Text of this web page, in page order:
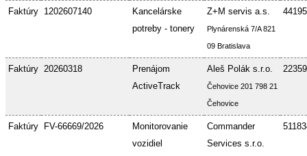
Faktúry 1202607140
Kancelárske
potreby - tonery
Z+M servis a.s.
Plynárenská 7/A 821
09 Bratislava
Faktúry 20260318
Prenájom
ActiveTrack
Aleš Polák s.r.o.
Čehovice 201 798 21
Čehovice
Faktúry FV-66669/2026
Monitorovanie
vozidiel
Commander
Services s.r.o.